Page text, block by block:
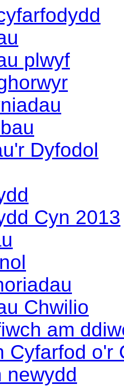
plwyf
Dyfodol
Cyn 2013
Chwilio
am
Cyfarfod o'r
newydd